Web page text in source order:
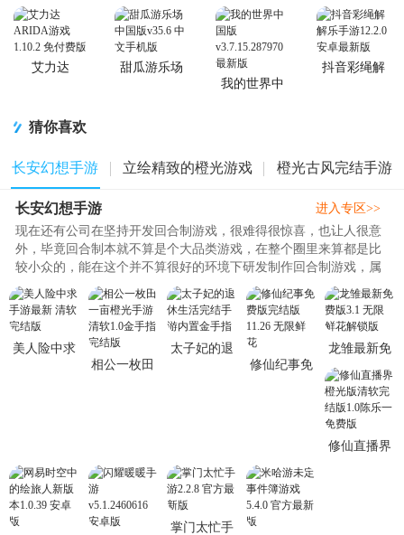
艾力达
甜瓜游乐场
我的世界中
抖音彩绳解
猜你喜欢
长安幻想手游 立绘精致的橙光游戏 橙光古风完结手游
长安幻想手游
现在还有公司在坚持开发回合制游戏，很难得很惊喜，也让人很意
外，毕竟回合制本就不算是个大品类游戏，在整个圈里来算都是比
较小众的，能在这个并不算很好的环境下研发制作回合制游戏，属
实不容易，游戏体验了一下，说说这个游戏的主要情况，整体还是
比较好上手的。对于刚来玩的玩家，可以重点关注下门派，因为门
派是后续组队、养宠、策略玩法的一切基础；这些都是要根据门派
去匹配的。..
进入专区>>
美人险中求
相公一枚田
太子妃的退
修仙纪事免
龙雏最新免
费版3.1 无
限鲜花解锁
版
修仙直播界
掌门太忙手